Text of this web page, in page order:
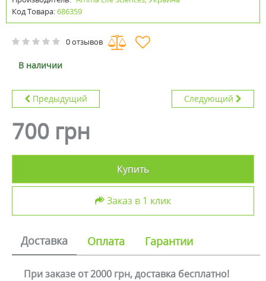
Код Товара:686359
0 отзывов
В наличии
Предыдущий Следующий
700 грн
Купить
Заказ в 1 клик
Доставка Оплата Гарантии
При заказе от 2000 грн, доставка бесплатно!